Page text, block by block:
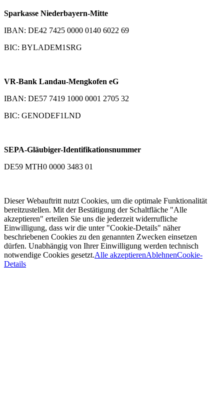
Sparkasse Niederbayern-Mitte
IBAN: DE42 7425 0000 0140 6022 69
BIC: BYLADEM1SRG
VR-Bank Landau-Mengkofen eG
IBAN: DE57 7419 1000 0001 2705 32
BIC: GENODEF1LND
SEPA-Gläubiger-Identifikationsnummer
DE59 MTH0 0000 3483 01
Dieser Webauftritt nutzt Cookies, um die optimale Funktionalität
bereitzustellen. Mit der Bestätigung der Schaltfläche "Alle
akzeptieren" erteilen Sie uns die jederzeit widerrufliche
Einwilligung, dass wir die unter "Cookie-Details" näher
beschriebenen Cookies zu den genannten Zwecken einsetzen
dürfen. Unabhängig von Ihrer Einwilligung werden technisch
notwendige Cookies gesetzt.Alle akzeptierenAblehnenCookie-
Details